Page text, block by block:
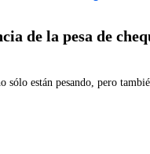
de la pesa de
sólo están pesando, pero